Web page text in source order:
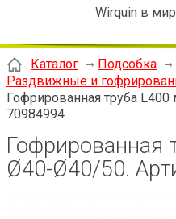
Wirquin в
Каталог Подсобка
Раздвижные и
Гофрированная труба
70984994.
Гофрированная
Ø40-Ø40/50.